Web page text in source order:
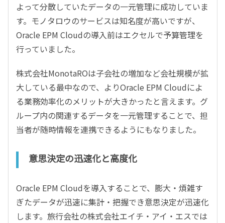
よって分散していたデータの一元管理に成功していま
す。モノタロウのサービスは知名度が高いですが、
Oracle EPM Cloudの導入前はエクセルで予算管理を
行っていました。
株式会社MonotaROは子会社の増加など会社規模が拡
大している最中なので、よりOracle EPM Cloudによ
る業務効率化のメリットが大きかったと言えます。グ
ループ内の関連するデータを一元管理することで、担
当者が随時情報を連携できるようにもなりました。
意思決定の迅速化と高度化
Oracle EPM Cloudを導入することで、膨大・煩雑す
ぎたデータが迅速に集計・把握でき意思決定が迅速化
します。旅行会社の株式会社エイチ・アイ・エスでは